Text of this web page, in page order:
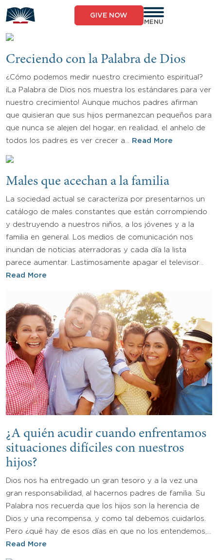
to
content
GIVE NOW
MENU
Creciendo con la Palabra de Dios
¿Cómo podemos medir nuestro crecimiento espiritual?
¡La Palabra de Dios nos muestra los estándares para ver
nuestro crecimiento! Aunque muchos padres afirman
que quisieran que sus hijos permanezcan pequeños para
que nunca se alejen del hogar, en realidad, el anhelo de
todos los padres es ver crecer a…
Read More
Males que acechan a la familia
La sociedad actual se caracteriza por presentarnos un
catálogo de males constantes que están corrompiendo
y destruyendo a nuestros niños, a los jóvenes y a la
familia en general. Los medios de comunicación nos
inundan de noticias aterradoras y cada día la lista
parece aumentar. Lastimosamente apagar el televisor…
Read More
¿A quién acudir cuando enfrentamos
situaciones difíciles con nuestros
hijos?
Dios nos ha entregado un gran tesoro y a la vez una
gran responsabilidad, al hacernos padres de familia. Su
Palabra nos recuerda que los hijos son la herencia de
Dios y una recompensa, y como tal debemos cuidarlos.
Pero ¿qué hay de esos días en que no los entendemos,…
Read More